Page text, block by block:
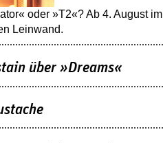
oder »T2«? Ab 4. August im
Leinwand.
über »Dreams«